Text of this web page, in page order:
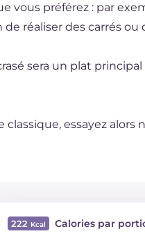
vous préférez : par
réaliser des carrés ou
sera un plat
essayez alors
222 Calories par